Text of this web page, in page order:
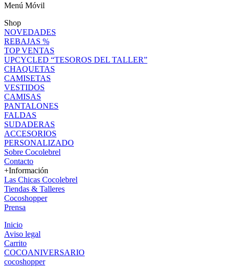
Menú Móvil
Shop
NOVEDADES
REBAJAS %
TOP VENTAS
UPCYCLED “TESOROS DEL TALLER”
CHAQUETAS
CAMISETAS
VESTIDOS
CAMISAS
PANTALONES
FALDAS
SUDADERAS
ACCESORIOS
PERSONALIZADO
Sobre Cocolebrel
Contacto
+Información
Las Chicas Cocolebrel
Tiendas & Talleres
Cocoshopper
Prensa
Inicio
Aviso legal
Carrito
COCOANIVERSARIO
cocoshopper